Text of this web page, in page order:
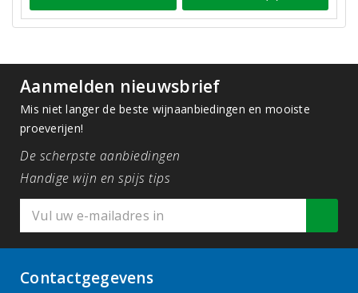
Aanmelden nieuwsbrief
Mis niet langer de beste wijnaanbiedingen en mooiste
proeverijen!
De scherpste aanbiedingen
Handige wijn en spijs tips
Contactgegevens